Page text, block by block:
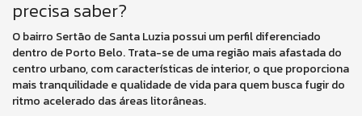
precisa saber?
O bairro Sertão de Santa Luzia possui um perfil diferenciado
dentro de Porto Belo. Trata-se de uma região mais afastada do
centro urbano, com características de interior, o que proporciona
mais tranquilidade e qualidade de vida para quem busca fugir do
ritmo acelerado das áreas litorâneas.